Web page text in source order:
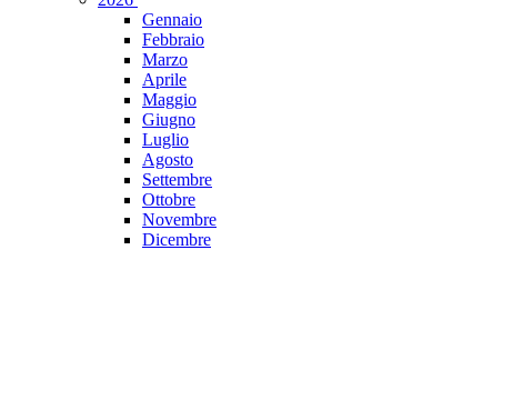
Gennaio
Febbraio
Marzo
Aprile
Maggio
Giugno
Luglio
Agosto
Settembre
Ottobre
Novembre
Dicembre